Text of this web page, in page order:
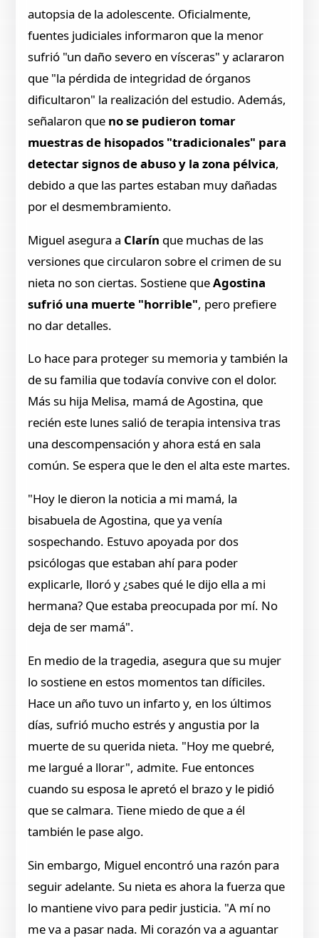
autopsia de la adolescente. Oficialmente,
fuentes judiciales informaron que la menor
sufrió "un daño severo en vísceras" y aclararon
que "la pérdida de integridad de órganos
dificultaron" la realización del estudio. Además,
señalaron que no se pudieron tomar
muestras de hisopados "tradicionales" para
detectar signos de abuso y la zona pélvica,
debido a que las partes estaban muy dañadas
por el desmembramiento.
Miguel asegura a Clarín que muchas de las
versiones que circularon sobre el crimen de su
nieta no son ciertas. Sostiene queAgostina
sufrió una muerte "horrible", pero prefiere
no dar detalles.
Lo hace para proteger su memoria y también la
de su familia que todavía convive con el dolor.
Más su hija Melisa, mamá de Agostina, que
recién este lunes salió de terapia intensiva tras
una descompensación y ahora está en sala
común. Se espera que le den el alta este martes.
"Hoy le dieron la noticia a mi mamá, la
bisabuela de Agostina, que ya venía
sospechando. Estuvo apoyada por dos
psicólogas que estaban ahí para poder
explicarle, lloró y ¿sabes qué le dijo ella a mi
hermana? Que estaba preocupada por mí. No
deja de ser mamá".
En medio de la tragedia, asegura que su mujer
lo sostiene en estos momentos tan díficiles.
Hace un año tuvo un infarto y, en los últimos
días, sufrió mucho estrés y angustia por la
muerte de su querida nieta. "Hoy me quebré,
me largué a llorar", admite. Fue entonces
cuando su esposa le apretó el brazo y le pidió
que se calmara. Tiene miedo de que a él
también le pase algo.
Sin embargo, Miguel encontró una razón para
seguir adelante. Su nieta es ahora la fuerza que
lo mantiene vivo para pedir justicia. "A mí no
me va a pasar nada. Mi corazón va a aguantar